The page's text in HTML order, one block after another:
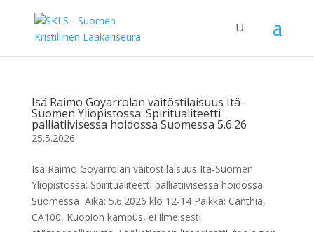
Isä Raimo Goyarrolan väitöstilaisuus Itä-
Suomen Yliopistossa: Spiritualiteetti
palliatiivisessa hoidossa Suomessa 5.6.26
25.5.2026
Isä Raimo Goyarrolan väitöstilaisuus Itä-Suomen
Yliopistossa: Spiritualiteetti palliatiivisessa hoidossa
Suomessa Aika: 5.6.2026 klo 12-14 Paikka: Canthia,
CA100, Kuopion kampus, ei ilmeisesti